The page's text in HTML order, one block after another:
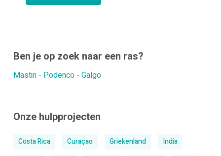
Ben je op zoek naar een ras?
Mastin- Podenco- Galgo
Onze hulpprojecten
Costa Rica Curaçao Griekenland
India